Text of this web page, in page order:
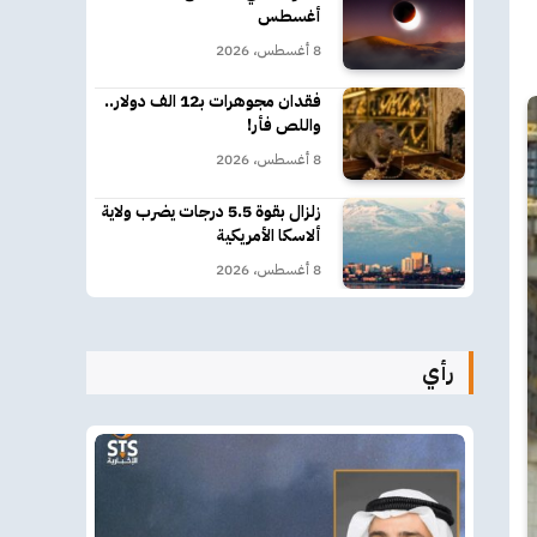
أغسطس
8 أغسطس، 2026
فقدان مجوهرات بـ12 الف دولار..
واللص فأر!
8 أغسطس، 2026
زلزال بقوة 5.5 درجات يضرب ولاية
ألاسكا الأمريكية
8 أغسطس، 2026
رأي